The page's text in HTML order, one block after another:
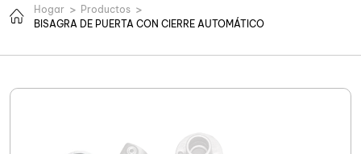
Hogar
Productos
BISAGRA DE PUERTA CON CIERRE AUTOMÁTICO